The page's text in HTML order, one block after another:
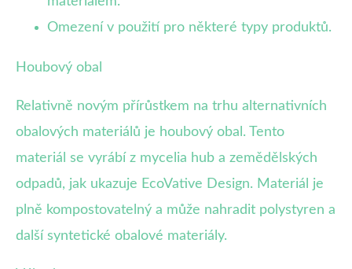
Omezení v použití pro některé typy produktů.
Houbový obal
Relativně novým přírůstkem na trhu alternativních
obalových materiálů je houbový obal. Tento
materiál se vyrábí z mycelia hub a zemědělských
odpadů, jak ukazuje EcoVative Design. Materiál je
plně kompostovatelný a může nahradit polystyren a
další syntetické obalové materiály.